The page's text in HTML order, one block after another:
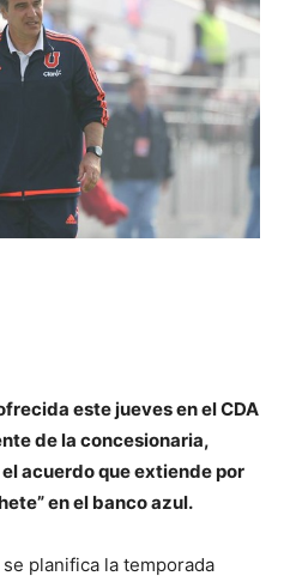
este jueves en el CDA
de la concesionaria,
acuerdo que extiende por
en el banco azul.
planifica la temporada